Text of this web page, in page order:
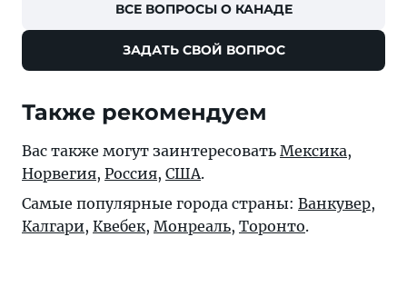
ВСЕ ВОПРОСЫ О КАНАДЕ
ЗАДАТЬ СВОЙ ВОПРОС
Также рекомендуем
Вас также могут заинтересовать Мексика,
Норвегия, Россия, США.
Самые популярные города страны: Ванкувер,
Калгари, Квебек, Монреаль, Торонто.